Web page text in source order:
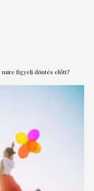
figyelj döntés előtt?